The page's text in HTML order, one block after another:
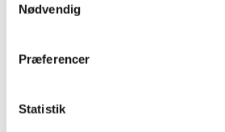
Nødvendig
Præferencer
Statistik
oktober (1)
juli (2)